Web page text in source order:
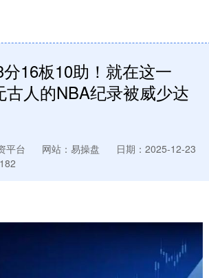
16板10助！就在这一
古人的NBA纪录被威少达
平台 网站：易操盘
日期：2025-12-23